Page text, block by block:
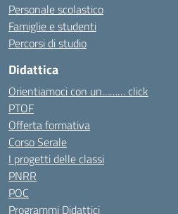
Personale scolastico
Famiglie e studenti
Percorsi di studio
Didattica
Orientiamoci con un……… click
PTOF
Offerta formativa
Corso Serale
I progetti delle classi
PNRR
POC
Programmi Didattici